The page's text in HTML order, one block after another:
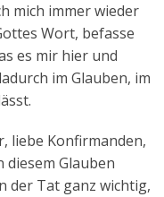
mich immer wieder
Wort, befasse
es mir hier und
im Glauben, im
liebe Konfirmanden,
Glauben
der Tat ganz wichtig,